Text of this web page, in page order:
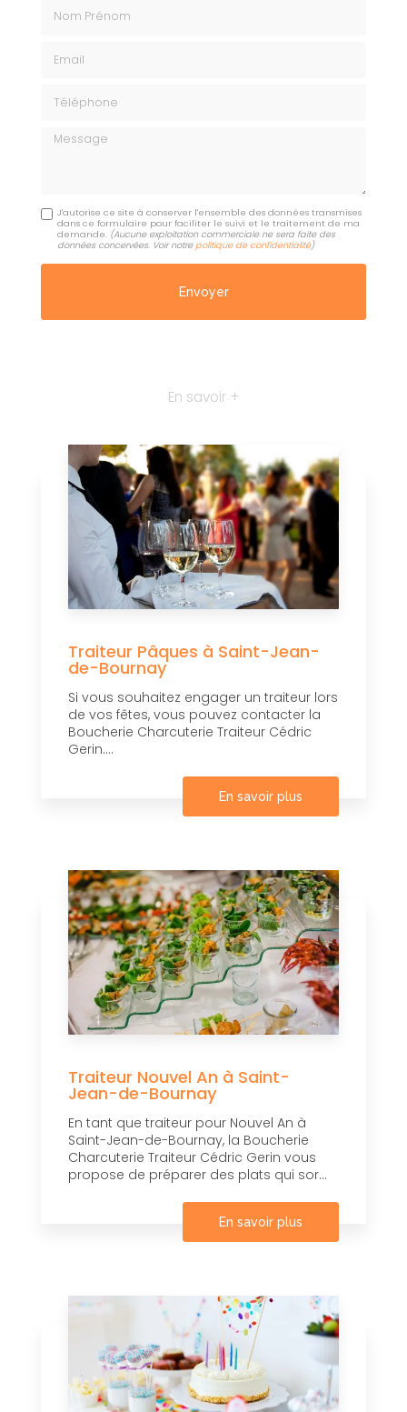
Message
J'autorise ce site à conserver l'ensemble des données transmises
dans ce formulaire pour faciliter le suivi et le traitement de ma
demande. (Aucune exploitation commerciale ne sera faite des
données concervées. Voir notre politique de confidentialité)
En savoir +
Traiteur Pâques à Saint-Jean-
de-Bournay
Si vous souhaitez engager un traiteur lors
de vos fêtes, vous pouvez contacter la
Boucherie Charcuterie Traiteur Cédric
Gerin....
En savoir plus
Traiteur Nouvel An à Saint-
Jean-de-Bournay
En tant que traiteur pour Nouvel An à
Saint-Jean-de-Bournay, la Boucherie
Charcuterie Traiteur Cédric Gerin vous
propose de préparer des plats qui sor...
En savoir plus